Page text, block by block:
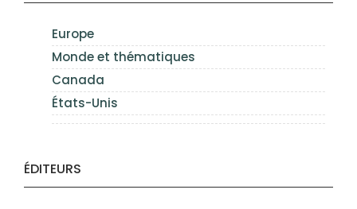
Europe
Monde et thématiques
Canada
États-Unis
ÉDITEURS